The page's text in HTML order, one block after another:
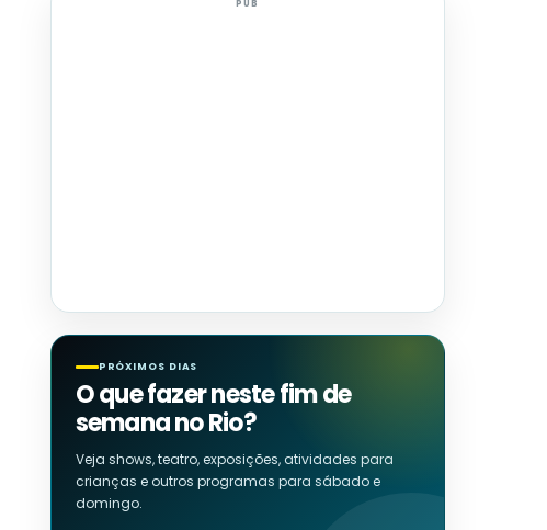
PUB
PRÓXIMOS DIAS
O que fazer neste fim de
semana no Rio?
Veja shows, teatro, exposições, atividades para
crianças e outros programas para sábado e
domingo.